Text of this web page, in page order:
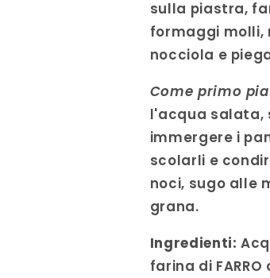
sulla piastra,
formaggi
nocciola e
Come primo
l'acqua salata,
immergere i
scolarli e
noci, sugo alle
grana.
Ingredienti:
farina di